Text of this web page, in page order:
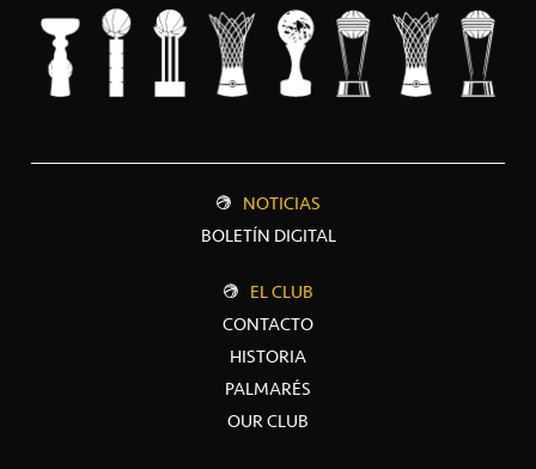
NOTICIAS
BOLETÍN DIGITAL
EL CLUB
CONTACTO
HISTORIA
PALMARÉS
OUR CLUB